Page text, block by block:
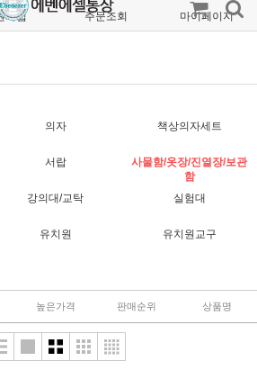
가입 주문조회 마이페이지
의자 책상의자세트
서랍
사물함/옷장/진열장/보관
함
강의대/교탁 실험대
유치원 유치원교구
높은가격 판매순위 상품명